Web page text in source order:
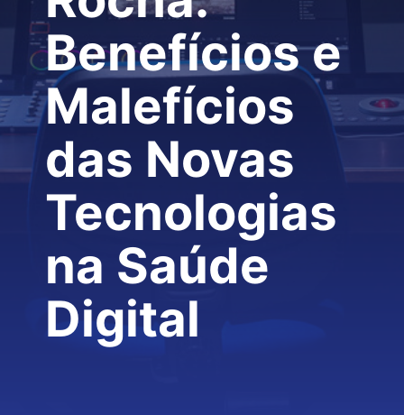
Benefícios e
Malefícios
das Novas
Tecnologias
na Saúde
Digital